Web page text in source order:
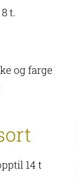
t.
og farge
14 t